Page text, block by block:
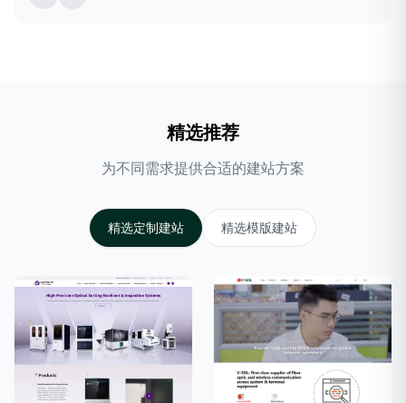
精选推荐
为不同需求提供合适的建站方案
精选定制建站 精选模版建站